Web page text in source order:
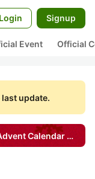
Login Signup
Event Official
last update.
Calendar 2022